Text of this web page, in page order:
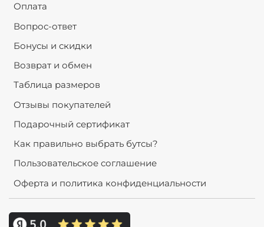
Оплата
Вопрос-ответ
Бонусы и скидки
Возврат и обмен
Таблица размеров
Отзывы покупателей
Подарочный сертификат
Как правильно выбрать бутсы?
Пользовательское соглашение
Оферта и политика конфиденциальности